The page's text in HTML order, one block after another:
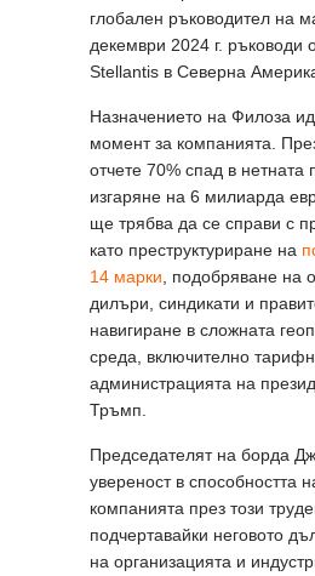
глобален ръководител на
декември 2024 г. ръководи
Stellantis в Северна
Назначението на Филоза
момент за компанията.
отчете 70% спад в нетната
изгаряне на 6 милиарда
ще трябва да се справи с
като преструктуриране на
14 марки , подобряване на
дилъри, синдикати и
навигиране в сложната
среда, включително
администрацията на
Тръмп.
Председателят на борда
увереност в способността
компанията през този
подчертавайки неговото
на организацията и